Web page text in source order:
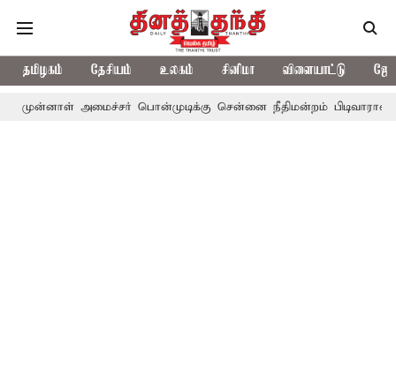
தமிழகம் தேசியம் உலகம் சினிமா விளையாட்டு
பொன்முடிக்கு சென்னை நீதிமன்றம் பிடிவாராண்ட்